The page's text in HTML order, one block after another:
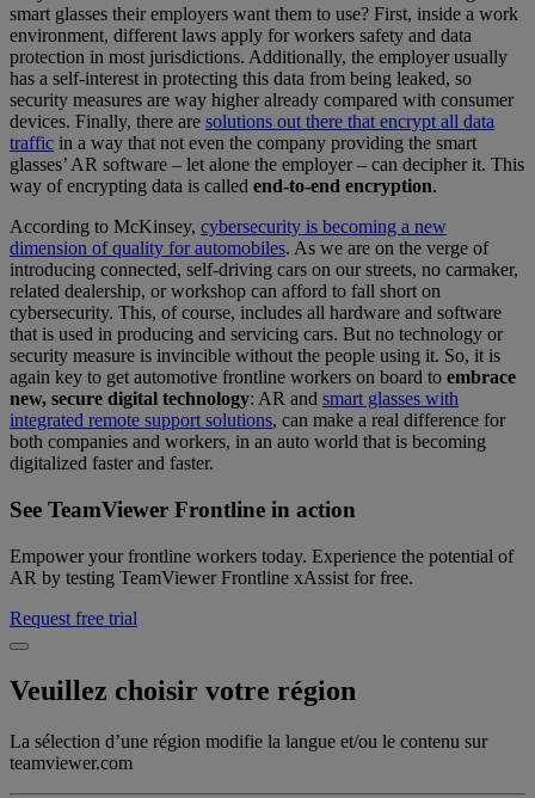
smart glasses their employers want them to use? First, inside a work
environment, different laws apply for workers safety and data
protection in most jurisdictions. Additionally, the employer usually
has a self-interest in protecting this data from being leaked, so
security measures are way higher already compared with consumer
devices. Finally, there are solutions out there that encrypt all data
traffic in a way that not even the company providing the smart
glasses’ AR software – let alone the employer – can decipher it. This
way of encrypting data is called end-to-end encryption.
According to McKinsey, cybersecurity is becoming a new
dimension of quality for automobiles. As we are on the verge of
introducing connected, self-driving cars on our streets, no carmaker,
related dealership, or workshop can afford to fall short on
cybersecurity. This, of course, includes all hardware and software
that is used in producing and servicing cars. But no technology or
security measure is invincible without the people using it. So, it is
again key to get automotive frontline workers on board to embrace
new, secure digital technology: AR and smart glasses with
integrated remote support solutions, can make a real difference for
both companies and workers, in an auto world that is becoming
digitalized faster and faster.
See TeamViewer Frontline in action
Empower your frontline workers today. Experience the potential of
AR by testing TeamViewer Frontline xAssist for free.
Request free trial
Veuillez choisir votre région
La sélection d’une région modifie la langue et/ou le contenu sur
teamviewer.com